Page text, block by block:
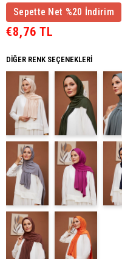
Sepette Net %20 İndirim
€8,76 TL
DIĞER RENK SEÇENEKLERI